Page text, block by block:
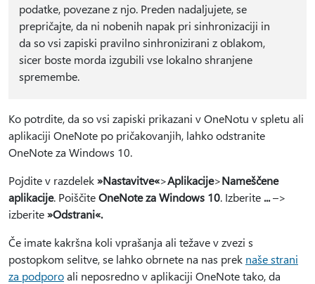
podatke, povezane z njo. Preden nadaljujete, se
prepričajte, da ni nobenih napak pri sinhronizaciji in
da so vsi zapiski pravilno sinhronizirani z oblakom,
sicer boste morda izgubili vse lokalno shranjene
spremembe.
Ko potrdite, da so vsi zapiski prikazani v OneNotu v spletu ali
aplikaciji OneNote po pričakovanjih, lahko odstranite
OneNote za Windows 10.
Pojdite v razdelek»Nastavitve«>Aplikacije>Nameščene
aplikacije. PoiščiteOneNote za Windows 10. Izberite ...–>
izberite»Odstrani«.
Če imate kakršna koli vprašanja ali težave v zvezi s
postopkom selitve, se lahko obrnete na nas prek naše strani
za podporoali neposredno v aplikaciji OneNote tako, da